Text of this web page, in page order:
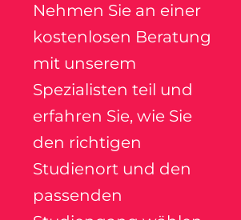
Nehmen Sie an einer
kostenlosen Beratung
mit unserem
Spezialisten teil und
erfahren Sie, wie Sie
den richtigen
Studienort und den
passenden